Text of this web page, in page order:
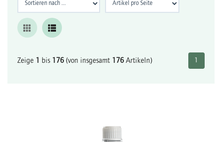
Zeige 1 bis 176 (von insgesamt 176 Artikeln) 1